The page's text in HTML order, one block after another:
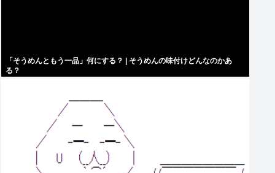
「そうめんともう一品」何にする？ | そうめんの味付けどんなのかあ
る？